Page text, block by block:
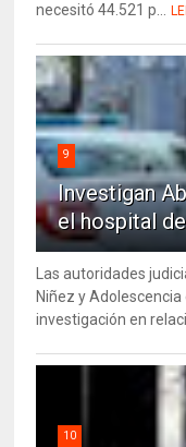
necesitó 44.521 p...
9
Investigan
el hospital
Las autoridades
Niñez y
investigación en
10